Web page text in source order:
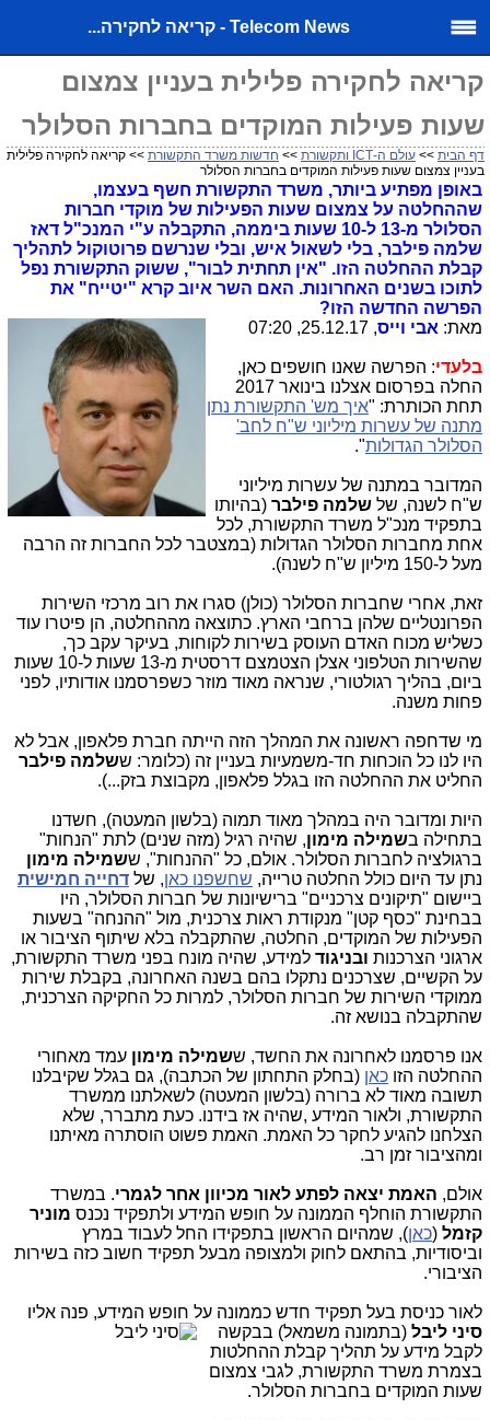
Telecom News - קריאה לחקירה...
קריאה לחקירה פלילית בעניין צמצום
שעות פעילות המוקדים בחברות הסלולר
דף הבית >> עולם ה-ICT ותקשורת >> חדשות משרד התקשורת >> קריאה לחקירה פלילית
בעניין צמצום שעות פעילות המוקדים בחברות הסלולר
באופן מפתיע ביותר, משרד התקשורת חשף בעצמו,
שההחלטה על צמצום שעות הפעילות של מוקדי חברות
הסלולר מ-13 ל-10 שעות ביממה, התקבלה ע"י המנכ"ל דאז
שלמה פילבר, בלי לשאול איש, ובלי שנרשם פרוטוקול לתהליך
קבלת ההחלטה הזו. "אין תחתית לבור", ששוק התקשורת נפל
לתוכו בשנים האחרונות. האם השר איוב קרא "יטייח" את
הפרשה החדשה הזו?
מאת: אבי וייס, 25.12.17, 07:20
בלעדי: הפרשה שאנו חושפים כאן,
החלה בפרסום אצלנו בינואר 2017
תחת הכותרת: "איך מש' התקשורת נתן
מתנה של עשרות מיליוני ש"ח לחב'
הסלולר הגדולות".
המדובר במתנה של עשרות מיליוני
ש"ח לשנה, של שלמה פילבר (בהיותו
בתפקיד מנכ"ל משרד התקשורת, לכל
אחת מחברות הסלולר הגדולות (במצטבר לכל החברות זה הרבה
מעל ל-150 מיליון ש"ח לשנה).
זאת, אחרי שחברות הסלולר (כולן) סגרו את רוב מרכזי השירות
הפרונטליים שלהן ברחבי הארץ. כתוצאה מההחלטה, הן פיטרו עוד
כשליש מכוח האדם העוסק בשירות לקוחות, בעיקר עקב כך,
שהשירות הטלפוני אצלן הצטמצם דרסטית מ-13 שעות ל-10 שעות
ביום, בהליך רגולטורי, שנראה מאוד מוזר כשפרסמנו אודותיו, לפני
פחות משנה.
מי שדחפה ראשונה את המהלך הזה הייתה חברת פלאפון, אבל לא
היו לנו כל הוכחות חד-משמעיות בעניין זה (כלומר: ששלמה פילבר
החליט את ההחלטה הזו בגלל פלאפון, מקבוצת בזק...).
היות ומדובר היה במהלך מאוד תמוה (בלשון המעטה), חשדנו
בתחילה בשמילה מימון, שהיה רגיל (מזה שנים) לתת "הנחות"
ברגולציה לחברות הסלולר. אולם, כל "ההנחות", ששמילה מימון
נתן עד היום כולל החלטה טרייה, שחשפנו כאן, של דחייה חמישית
ביישום "תיקונים צרכניים" ברישיונות של חברות הסלולר, היו
בבחינת "כסף קטן" מנקודת ראות צרכנית, מול "ההנחה" בשעות
הפעילות של המוקדים, החלטה, שהתקבלה בלא שיתוף הציבור או
ארגוני הצרכנות ובניגוד למידע, שהיה מונח בפני משרד התקשורת,
על הקשיים, שצרכנים נתקלו בהם בשנה האחרונה, בקבלת שירות
ממוקדי השירות של חברות הסלולר, למרות כל החקיקה הצרכנית,
שהתקבלה בנושא זה.
אנו פרסמנו לאחרונה את החשד, ששמילה מימון עמד מאחורי
ההחלטה הזו כאן (בחלק התחתון של הכתבה), גם בגלל שקיבלנו
תשובה מאוד לא ברורה (בלשון המעטה) לשאלתנו ממשרד
התקשורת, ולאור המידע ,שהיה אז בידנו. כעת מתברר, שלא
הצלחנו להגיע לחקר כל האמת. האמת פשוט הוסתרה מאיתנו
ומהציבור זמן רב.
אולם, האמת יצאה לפתע לאור מכיוון אחר לגמרי. במשרד
התקשורת הוחלף הממונה על חופש המידע ולתפקיד נכנס מוניר
קזמל (כאן), שמהיום הראשון בתפקידו החל לעבוד במרץ
וביסודיות, בהתאם לחוק ולמצופה מבעל תפקיד חשוב כזה בשירות
הציבורי.
לאור כניסת בעל תפקיד חדש כממונה על חופש המידע, פנה אליו
סיני ליבל (בתמונה משמאל) בבקשה
לקבל מידע על תהליך קבלת ההחלטות
בצמרת משרד התקשורת, לגבי צמצום
שעות המוקדים בחברות הסלולר.